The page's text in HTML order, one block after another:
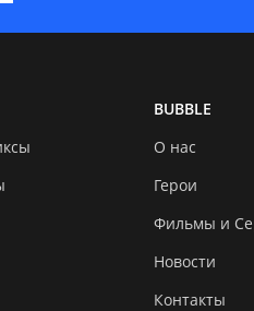
BUBBLE
О нас
Герои
Фильмы и
Новости
Контакты